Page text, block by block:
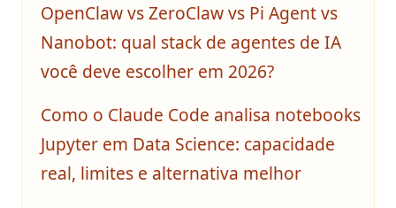
OpenClaw vs ZeroClaw vs Pi Agent vs
Nanobot: qual stack de agentes de IA
você deve escolher em 2026?
Como o Claude Code analisa notebooks
Jupyter em Data Science: capacidade
real, limites e alternativa melhor